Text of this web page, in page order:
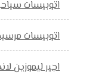
اتوبيسات
اتوبيسات
اجير ليموزين